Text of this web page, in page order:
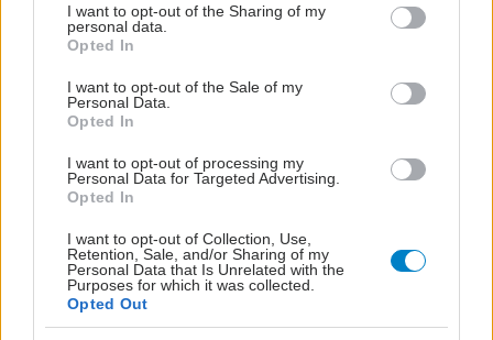
not limited to your visit or usage behaviour. You may click to
grant or deny consent to Google and its third-party tags to
use your data for below specified purposes in below Google
consent section.
I want to opt-out of the Sharing of my
personal data.
Opted In
I want to opt-out of the Sale of my
Personal Data.
Opted In
I want to opt-out of processing my
Personal Data for Targeted Advertising.
Opted In
I want to opt-out of Collection, Use,
Retention, Sale, and/or Sharing of my
Personal Data that Is Unrelated with the
Purposes for which it was collected.
Opted Out